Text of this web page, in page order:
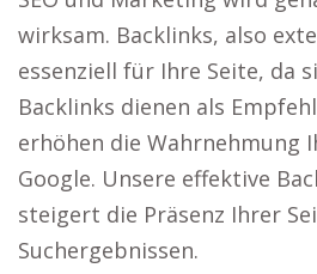
wirksam. Backlinks, also
essenziell für Ihre Seite, da
Backlinks dienen als
erhöhen die Wahrnehmung
Google. Unsere effektive
steigert die Präsenz Ihrer
Suchergebnissen.